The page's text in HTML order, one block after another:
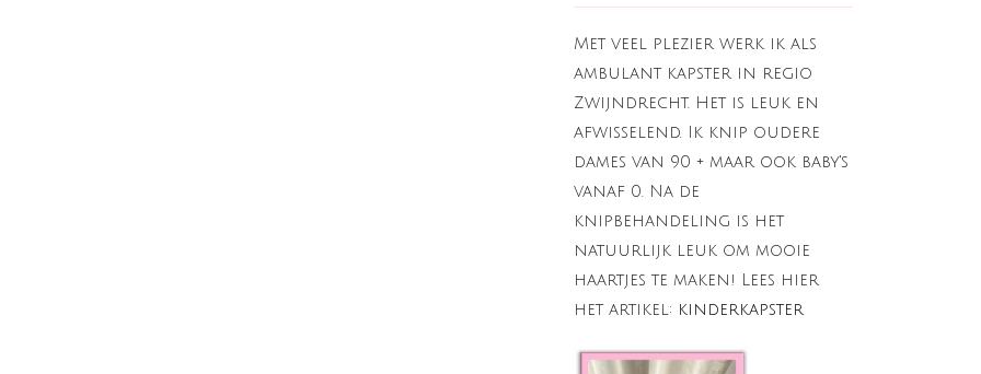
Met veel plezier werk ik als
ambulant kapster in regio
Zwijndrecht. Het is leuk en
afwisselend. Ik knip oudere
dames van 90 + maar ook baby's
vanaf 0. Na de
knipbehandeling is het
natuurlijk leuk om mooie
haartjes te maken! Lees hier
het artikel: kinderkapster